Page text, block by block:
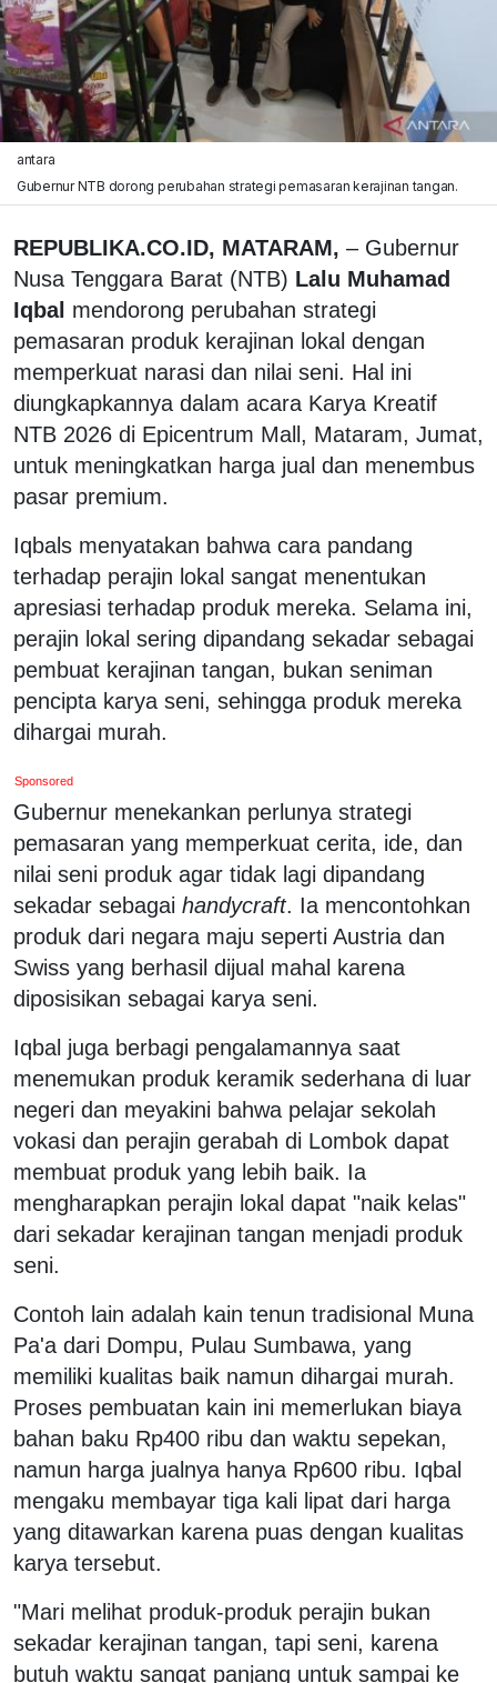
antara
Gubernur NTB dorong perubahan strategi pemasaran kerajinan tangan.
REPUBLIKA.CO.ID, MATARAM, – Gubernur
Nusa Tenggara Barat (NTB) Lalu Muhamad
Iqbal mendorong perubahan strategi
pemasaran produk kerajinan lokal dengan
memperkuat narasi dan nilai seni. Hal ini
diungkapkannya dalam acara Karya Kreatif
NTB 2026 di Epicentrum Mall, Mataram, Jumat,
untuk meningkatkan harga jual dan menembus
pasar premium.
Iqbals menyatakan bahwa cara pandang
terhadap perajin lokal sangat menentukan
apresiasi terhadap produk mereka. Selama ini,
perajin lokal sering dipandang sekadar sebagai
pembuat kerajinan tangan, bukan seniman
pencipta karya seni, sehingga produk mereka
dihargai murah.
Sponsored
Gubernur menekankan perlunya strategi
pemasaran yang memperkuat cerita, ide, dan
nilai seni produk agar tidak lagi dipandang
sekadar sebagai handycraft. Ia mencontohkan
produk dari negara maju seperti Austria dan
Swiss yang berhasil dijual mahal karena
diposisikan sebagai karya seni.
Iqbal juga berbagi pengalamannya saat
menemukan produk keramik sederhana di luar
negeri dan meyakini bahwa pelajar sekolah
vokasi dan perajin gerabah di Lombok dapat
membuat produk yang lebih baik. Ia
mengharapkan perajin lokal dapat "naik kelas"
dari sekadar kerajinan tangan menjadi produk
seni.
Contoh lain adalah kain tenun tradisional Muna
Pa'a dari Dompu, Pulau Sumbawa, yang
memiliki kualitas baik namun dihargai murah.
Proses pembuatan kain ini memerlukan biaya
bahan baku Rp400 ribu dan waktu sepekan,
namun harga jualnya hanya Rp600 ribu. Iqbal
mengaku membayar tiga kali lipat dari harga
yang ditawarkan karena puas dengan kualitas
karya tersebut.
"Mari melihat produk-produk perajin bukan
sekadar kerajinan tangan, tapi seni, karena
butuh waktu sangat panjang untuk sampai ke